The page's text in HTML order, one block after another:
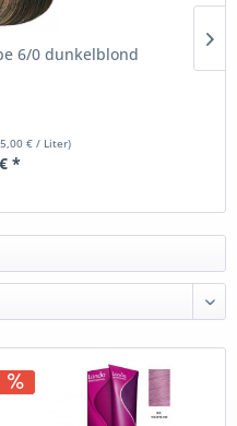
6/0 dunkelblond
€ / Liter)
*